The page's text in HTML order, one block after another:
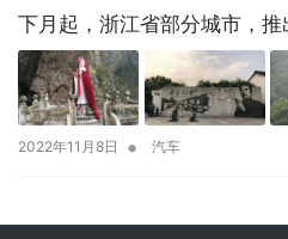
下月起，浙江省部分城市，
2022年11月8日 • 汽车